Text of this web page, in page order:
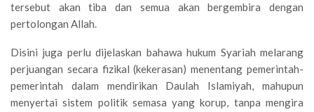
tersebut akan tiba dan semua akan bergembira dengan
pertolongan Allah.
Disini juga perlu dijelaskan bahawa hukum Syariah melarang
perjuangan secara fizikal (kekerasan) menentang pemerintah-
pemerintah dalam mendirikan Daulah Islamiyah, mahupun
menyertai sistem politik semasa yang korup, tanpa mengira